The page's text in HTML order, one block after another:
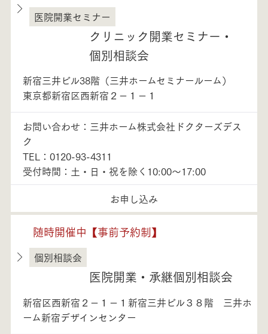
東京都
医院開業セミナー
クリニック開業セミナー・
個別相談会
新宿三井ビル38階（三井ホームセミナールーム）
東京都新宿区西新宿２－１－１
お問い合わせ：三井ホーム株式会社ドクターズデス
ク
TEL：0120-93-4311
受付時間：土・日・祝を除く10:00～17:00
お申し込み
随時開催中【事前予約制】
東京都
個別相談会
医院開業・承継個別相談会
新宿区西新宿２－１－１新宿三井ビル３８階 三井ホ
ーム新宿デザインセンター